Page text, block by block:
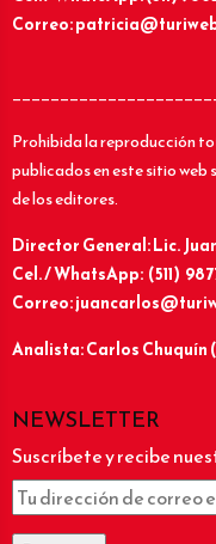
Correo:
Prohibida la reproducción
publicados en este sitio
de los editores.
Director General: Lic.
Cel. / WhatsApp: (511)
Correo:
Analista: Carlos
NEWSLETTER
Suscríbete y recibe